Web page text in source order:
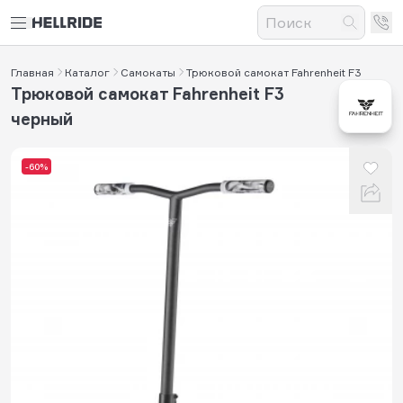
Главная Каталог Самокаты Трюковой самокат Fahrenheit F3
-60%
Трюковой самокат Fahrenheit F3
черный